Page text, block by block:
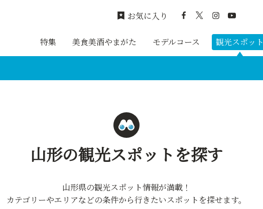
特集 美食美酒やまがた モデルコース 観光スポット
お気に入り
山形の観光スポットを探す
山形県の観光スポット情報が満載！
カテゴリーやエリアなどの条件から行きたいスポットを探せます。